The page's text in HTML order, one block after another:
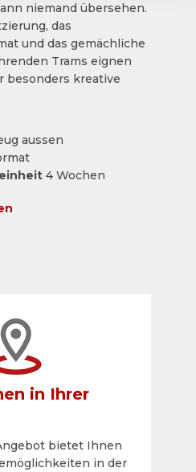
niemand übersehen.
das
und das gemächliche
Trams eignen
besonders kreative
aussen
4 Wochen
in Ihrer
bietet Ihnen
in der